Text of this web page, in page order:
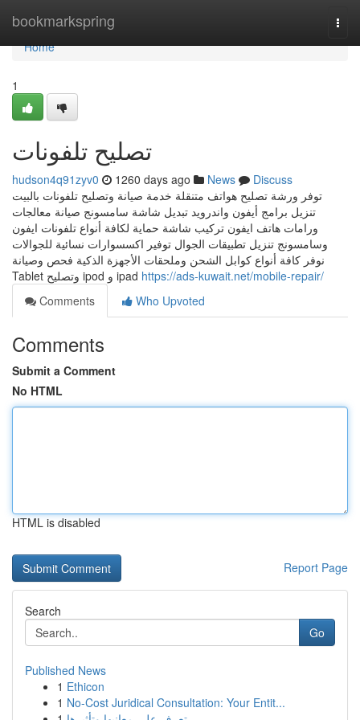
bookmarkspring
Home
Home
1
تصليح تلفونات
hudson4q91zyv0 1260 days ago News
Discuss
توفر ورشة تصليح هواتف متنقلة خدمة صيانة وتصليح تلفونات بالبيت
تنزيل برامج أيفون واندرويد تبديل شاشة سامسونج صيانة معالجات
ورامات هاتف ايفون تركيب شاشة حماية لكافة أنواع تلفونات ايفون
وسامسونج تنزيل تطبيقات الجوال توفير اكسسوارات نسائية للجوالات
نوفر كافة أنواع كوابل الشحن وملحقات الأجهزة الذكية فحص وصيانة
Tablet وتصليح ipod و ipad https://ads-kuwait.net/mobile-repair/
Comments
Who Upvoted
Comments
Submit a Comment
No HTML
HTML is disabled
Report Page
Search
Go
Published News
1 Ethicon
1 No-Cost Juridical Consultation: Your Entit...